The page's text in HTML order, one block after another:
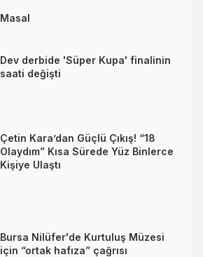
Masal
Dev derbide 'Süper Kupa' finalinin
saati değişti
Çetin Kara’dan Güçlü Çıkış! “18
Olaydım” Kısa Sürede Yüz Binlerce
Kişiye Ulaştı
Bursa Nilüfer'de Kurtuluş Müzesi
için “ortak hafıza” çağrısı